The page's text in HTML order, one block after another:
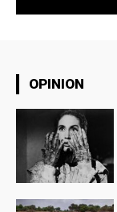
OPINION